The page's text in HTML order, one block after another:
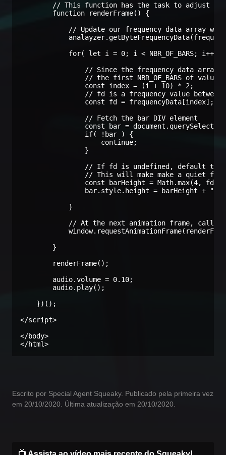
// This function has the task to adjust
        function renderFrame() {
// Update our frequency data array
for( let i = 0; i < NBR_OF_BARS; i++ )
// Since the frequency data array
// the first NBR_OF_BARS of
                const index = (i + 10) * 2;
// fd is a frequency value between
                const fd = frequencyData[index];
                // Fetch the bar DIV element
const bar =
                if( !bar ) {
                    continue;
                }
// If fd is undefined, default to
// This will make make a quiet
const barHeight = Math.max(4, fd
bar.style.height = barHeight +
            }
// At the next animation frame, call
        }
        renderFrame();
        audio.volume = 0.10;
        audio.play();
    })();
</script>
</body>
</html>
Escrito por Special Agent Squeaky. Publicado pela primeira vez
em 20/10/2020. Última atualização em 20/10/2020.